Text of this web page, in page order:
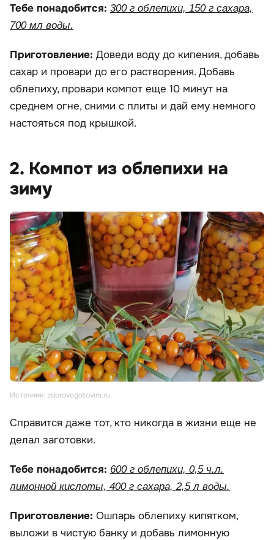
Тебе понадобится: 300 г облепихи, 150 г сахара,
700 мл воды.
Приготовление: Доведи воду до кипения, добавь
сахар и провари до его растворения. Добавь
облепиху, провари компот еще 10 минут на
среднем огне, сними с плиты и дай ему немного
настояться под крышкой.
2. Компот из облепихи на
зиму
Источник: zdorovogotovim.ru
Справится даже тот, кто никогда в жизни еще не
делал заготовки.
Тебе понадобится: 600 г облепихи, 0,5 ч.л.
лимонной кислоты, 400 г сахара, 2,5 л воды.
Приготовление: Ошпарь облепиху кипятком,
выложи в чистую банку и добавь лимонную